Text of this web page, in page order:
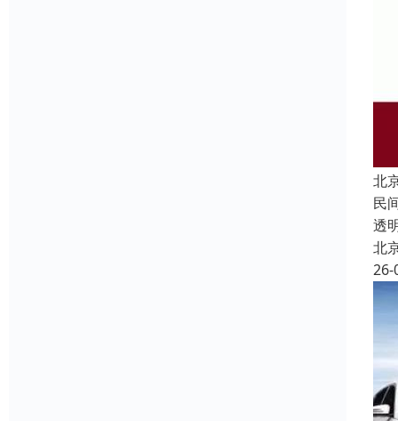
北
民
透
北
26-